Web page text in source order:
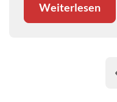
Weiterlesen